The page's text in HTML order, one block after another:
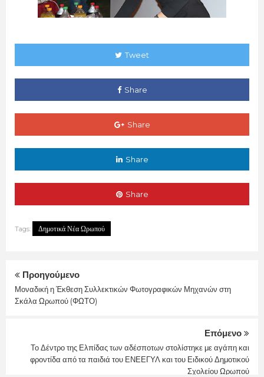
Tweet
Share
Share
Share
Share
Tags: Δημοτικά Νέα Ωρωπού
Προηγούμενο
Μοναδική η Έκθεση Συλλεκτικών Φωτογραφικών Μηχανών στη
Σκάλα Ωρωπού (ΦΩΤΟ)
Επόμενο
Το Δέντρο της Ελπίδας των αδέσποτων στολίστηκε με αγάπη και
φροντίδα από τα παιδιά του ΕΝΕΕΓΥΛ και του Ειδικού Δημοτικού
Σχολείου Ωρωπού